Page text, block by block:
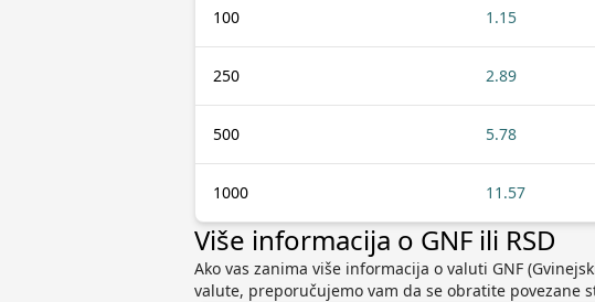
100 1.15
250 2.89
500 5.78
1000 11.57
Više informacija o GNF ili RSD
Ako vas zanima više informacija o valuti GNF
valute, preporučujemo vam da se obratite povezane